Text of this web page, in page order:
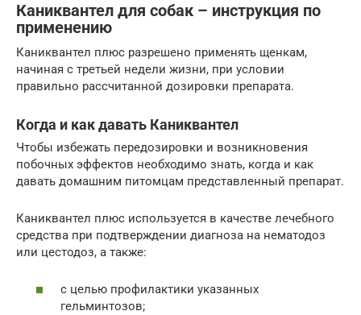
Каниквантел для собак – инструкция по
применению
Каниквантел плюс разрешено применять щенкам,
начиная с третьей недели жизни, при условии
правильно рассчитанной дозировки препарата.
Когда и как давать Каниквантел
Чтобы избежать передозировки и возникновения
побочных эффектов необходимо знать, когда и как
давать домашним питомцам представленный препарат.
Каниквантел плюс используется в качестве лечебного
средства при подтверждении диагноза на нематодоз
или цестодоз, а также:
с целью профилактики указанных
гельминтозов;